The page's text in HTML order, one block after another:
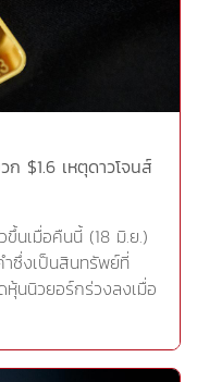
กาสทดสอบแนวต้าน
นโอกาสให้นักลงทุน
ากหลุดบริเวณแนวรับ
นำลงทุนระยะสั้น โดย
วรับที่ 1,263 ดอลลาร์
วขึ้น โดยราคา
าลง โดยหากราคา
ว้ น่าจะพอทำให้ใน
กราคาทองคำไม่
กร่ง นักลงทุนยังต้อง
งทุนควรตั้งจุดตัดขาด
ที่นักลงทุนที่มีทองคำ
รือไม่ผ่านบริเวณแนว
คำแท่ง
มจะตอบโต้อย่าง
รับตัวลงแตะระดับต่ำ
นส์วานนี้ร่วงลงอีก
ส่วนและทำให้ราคา
ดว่าจะยังคง
นายเจอโรม พา
ระธานอีซีบีในการ
ยยอดขายบ้านมือสอง
$1.6 เหตุดาวโจนส์
เมื่อคืนนี้ (18 มิ.ย.)
ซึ่งเป็นสินทรัพย์ที่
นนิวยอร์กร่วงลงเมื่อ
งินดอลลาร์ได้สกัด
มอบเดือนส.ค. เพิ่ม